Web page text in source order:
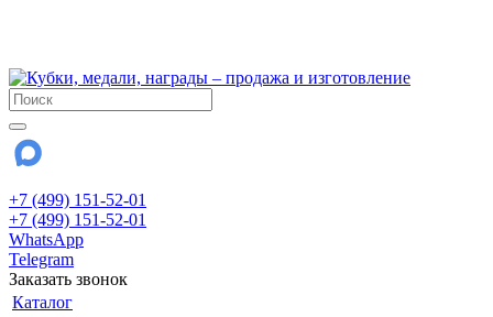
+7 (499) 151-52-01
+7 (499) 151-52-01
WhatsApp
Telegram
Заказать звонок
Каталог